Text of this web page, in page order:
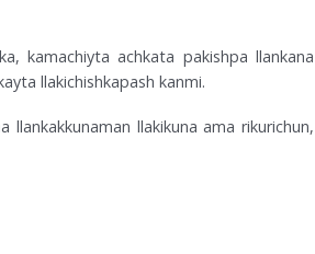
kamachiyta achkata pakishpa llankana
llakichishkapash kanmi.
llankakkunaman llakikuna ama rikurichun,